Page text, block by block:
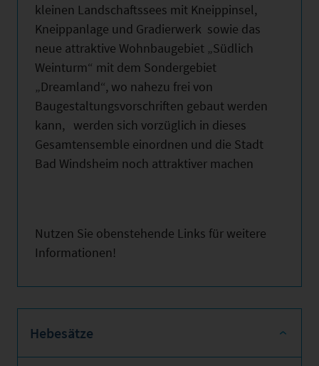
kleinen Landschaftssees mit Kneippinsel,
Kneippanlage und Gradierwerk sowie das
neue attraktive Wohnbaugebiet „Südlich
Weinturm“ mit dem Sondergebiet
„Dreamland“, wo nahezu frei von
Baugestaltungsvorschriften gebaut werden
kann, werden sich vorzüglich in dieses
Gesamtensemble einordnen und die Stadt
Bad Windsheim noch attraktiver machen
Nutzen Sie obenstehende Links für weitere
Informationen!
Hebesätze